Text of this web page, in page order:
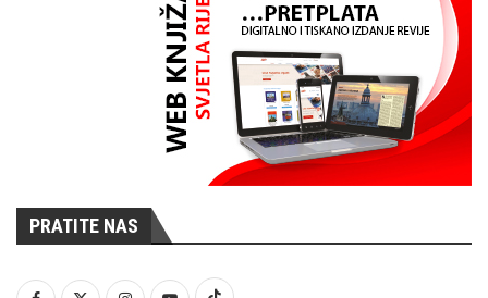
PRATITE NAS